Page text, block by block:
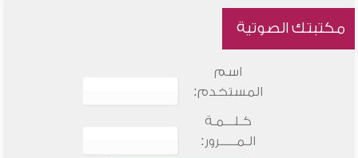
مكتبتك الصوتية
اسم
المستخدم:
كـلـــمـة
الـمـــــرور: